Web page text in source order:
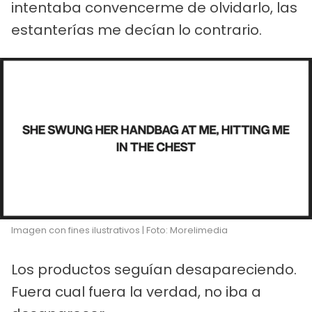
intentaba convencerme de olvidarlo, las
estanterías me decían lo contrario.
Imagen con fines ilustrativos | Foto: Morelimedia
Los productos seguían desapareciendo.
Fuera cual fuera la verdad, no iba a